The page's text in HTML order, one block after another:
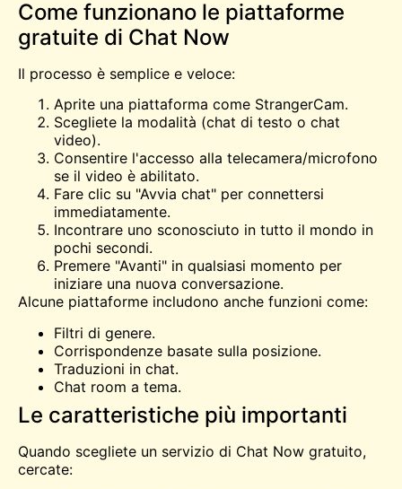
Come funzionano le piattaforme
gratuite di Chat Now
Il processo è semplice e veloce:
Aprite una piattaforma come StrangerCam.
Scegliete la modalità (chat di testo o chat
video).
Consentire l'accesso alla telecamera/microfono
se il video è abilitato.
Fare clic su "Avvia chat" per connettersi
immediatamente.
Incontrare uno sconosciuto in tutto il mondo in
pochi secondi.
Premere "Avanti" in qualsiasi momento per
iniziare una nuova conversazione.
Alcune piattaforme includono anche funzioni come:
Filtri di genere.
Corrispondenze basate sulla posizione.
Traduzioni in chat.
Chat room a tema.
Le caratteristiche più importanti
Quando scegliete un servizio di Chat Now gratuito,
cercate: